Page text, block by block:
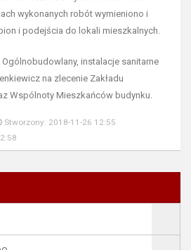
wykonanych robót wymieniono i
i podejścia do lokali mieszkalnych.
Ogólnobudowlany, instalacje sanitarne
na zlecenie Zakładu
Wspólnoty Mieszkańców budynku.
Stworzony: 2018-11-26 12:55